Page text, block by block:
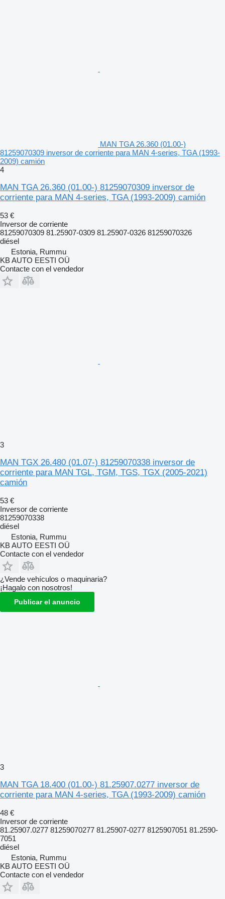
MAN TGA 26.360 (01.00-)
81259070309 inversor de corriente para MAN 4-series, TGA (1993-
2009) camión
4
MAN TGA 26.360 (01.00-) 81259070309 inversor de
corriente para MAN 4-series, TGA (1993-2009) camión
53 €
Inversor de corriente
81259070309 81.25907-0309 81.25907-0326 81259070326
diésel
Estonia, Rummu
KB AUTO EESTI OÜ
Contacte con el vendedor
3
MAN TGX 26.480 (01.07-) 81259070338 inversor de
corriente para MAN TGL, TGM, TGS, TGX (2005-2021)
camión
53 €
Inversor de corriente
81259070338
diésel
Estonia, Rummu
KB AUTO EESTI OÜ
Contacte con el vendedor
¿Vende vehículos o maquinaria?
¡Hagalo con nosotros!
Publicar el anuncio
3
MAN TGA 18.400 (01.00-) 81.25907.0277 inversor de
corriente para MAN 4-series, TGA (1993-2009) camión
48 €
Inversor de corriente
81.25907.0277 81259070277 81.25907-0277 8125907051 81.2590-
7051
diésel
Estonia, Rummu
KB AUTO EESTI OÜ
Contacte con el vendedor